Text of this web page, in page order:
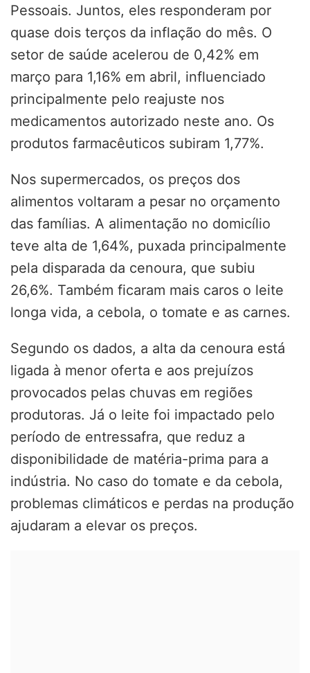
Pessoais. Juntos, eles responderam por
quase dois terços da inflação do mês. O
setor de saúde acelerou de 0,42% em
março para 1,16% em abril, influenciado
principalmente pelo reajuste nos
medicamentos autorizado neste ano. Os
produtos farmacêuticos subiram 1,77%.
Nos supermercados, os preços dos
alimentos voltaram a pesar no orçamento
das famílias. A alimentação no domicílio
teve alta de 1,64%, puxada principalmente
pela disparada da cenoura, que subiu
26,6%. Também ficaram mais caros o leite
longa vida, a cebola, o tomate e as carnes.
Segundo os dados, a alta da cenoura está
ligada à menor oferta e aos prejuízos
provocados pelas chuvas em regiões
produtoras. Já o leite foi impactado pelo
período de entressafra, que reduz a
disponibilidade de matéria-prima para a
indústria. No caso do tomate e da cebola,
problemas climáticos e perdas na produção
ajudaram a elevar os preços.